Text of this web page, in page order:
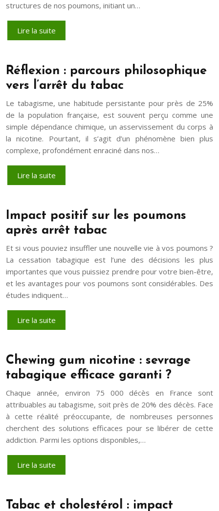
structures de nos poumons, initiant un…
Lire la suite
Réflexion : parcours philosophique
vers l’arrêt du tabac
Le tabagisme, une habitude persistante pour près de 25%
de la population française, est souvent perçu comme une
simple dépendance chimique, un asservissement du corps à
la nicotine. Pourtant, il s’agit d’un phénomène bien plus
complexe, profondément enraciné dans nos…
Lire la suite
Impact positif sur les poumons
après arrêt tabac
Et si vous pouviez insuffler une nouvelle vie à vos poumons ?
La cessation tabagique est l’une des décisions les plus
importantes que vous puissiez prendre pour votre bien-être,
et les avantages pour vos poumons sont considérables. Des
études indiquent…
Lire la suite
Chewing gum nicotine : sevrage
tabagique efficace garanti ?
Chaque année, environ 75 000 décès en France sont
attribuables au tabagisme, soit près de 20% des décès. Face
à cette réalité préoccupante, de nombreuses personnes
cherchent des solutions efficaces pour se libérer de cette
addiction. Parmi les options disponibles,…
Lire la suite
Tabac et cholestérol : impact